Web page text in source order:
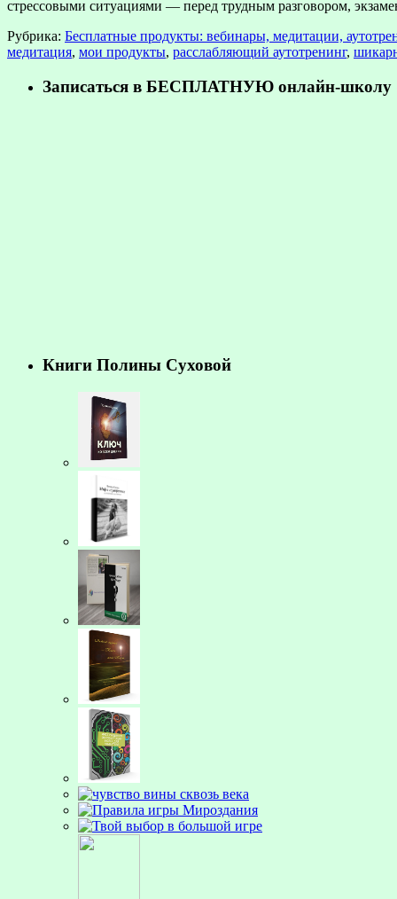
стрессовыми ситуациями — перед трудным разговором,
Рубрика: Бесплатные продукты: вебинары, медитации,
медитация, мои продукты, расслабляющий аутотренинг,
Записаться в БЕСПЛАТНУЮ онлайн-школу
Книги Полины Суховой